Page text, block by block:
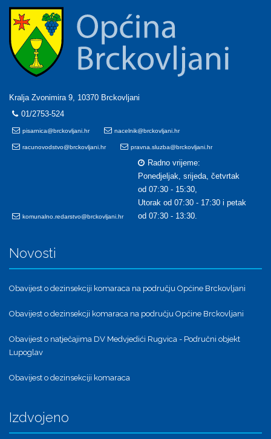
Kralja Zvonimira 9, 10370 Brckovljani
01/2753-524
pisarnica@brckovljani.hr nacelnik@brckovljani.hr
racunovodstvo@brckovljani.hr pravna.sluzba@brckovljani.hr
komunalno.redarstvo@brckovljani.hr
Radno vrijeme:
Ponedjeljak, srijeda, četvrtak
od 07:30 - 15:30,
Utorak od 07:30 - 17:30 i petak
od 07:30 - 13:30.
Novosti
Obavijest o dezinsekciji komaraca na području Općine Brckovljani
Obavijest o dezinsekcji komaraca na području Općine Brckovljani
Obavijest o natječajima DV Medvjedići Rugvica - Područni objekt
Lupoglav
Obavijest o dezinsekciji komaraca
Izdvojeno